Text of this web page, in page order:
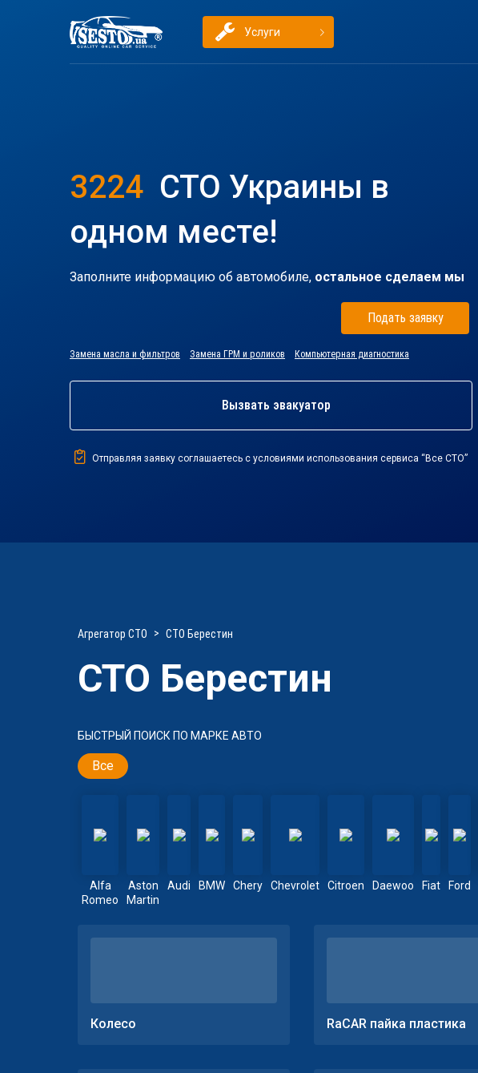
Услуги
3224 СТО Украины в
одном месте!
Заполните информацию об автомобиле, остальное сделаем мы
Подать заявку
Замена масла и фильтров Замена ГРМ и роликов Компьютерная диагностика
Вызвать эвакуатор
Отправляя заявку соглашаетесь с условиями использования сервиса “Все СТО”
Агрегатор СТО СТО Берестин
СТО Берестин
БЫСТРЫЙ ПОИСК ПО МАРКЕ АВТО
Все
Alfa
Romeo
Aston
Martin
Audi BMW Chery Chevrolet Citroen Daewoo Fiat Ford
Колесо RaCAR пайка пластика